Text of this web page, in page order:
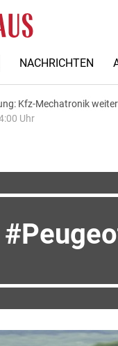
NACHRICHTEN
Kfz-Mechatronik
Uhr